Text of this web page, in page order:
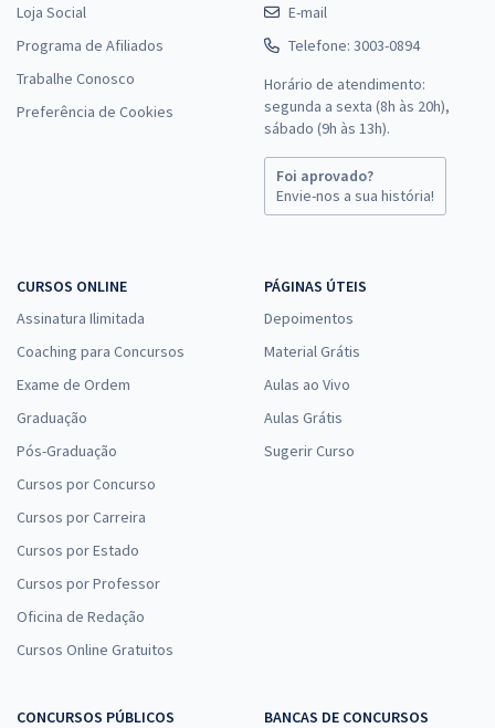
Loja Social
Programa de Afiliados
Trabalhe Conosco
Preferência de Cookies
E-mail
Telefone: 3003-0894
Horário de atendimento:
segunda a sexta (8h às 20h),
sábado (9h às 13h).
Foi aprovado?
Envie-nos a sua história!
CURSOS ONLINE
Assinatura Ilimitada
Coaching para Concursos
Exame de Ordem
Graduação
Pós-Graduação
Cursos por Concurso
Cursos por Carreira
Cursos por Estado
Cursos por Professor
Oficina de Redação
Cursos Online Gratuitos
PÁGINAS ÚTEIS
Depoimentos
Material Grátis
Aulas ao Vivo
Aulas Grátis
Sugerir Curso
CONCURSOS PÚBLICOS BANCAS DE CONCURSOS